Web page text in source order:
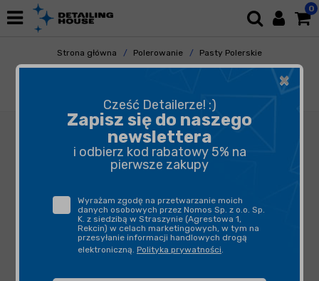
0
Strona główna Polerowanie
Pasty Polerskie
Pasty Cuttingowe
×
Cześć Detailerze! :)
Zapisz się do naszego
newslettera
i odbierz kod rabatowy 5% na
pierwsze zakupy
Wyrażam zgodę na przetwarzanie moich
danych osobowych przez Nomos Sp. z o.o. Sp.
K. z siedzibą w Straszynie (Agrestowa 1,
Rekcin) w celach marketingowych, w tym na
przesyłanie informacji handlowych drogą
elektroniczną. Polityka prywatności.